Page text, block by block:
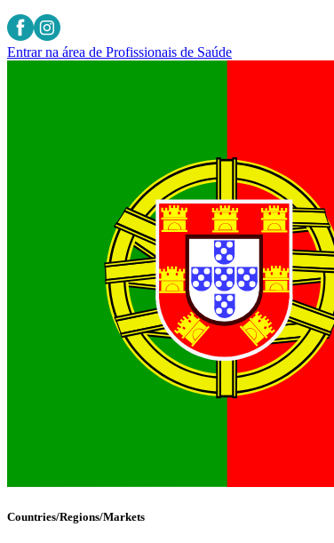
Entrar na área de Profissionais de Saúde
Countries/Regions/Markets